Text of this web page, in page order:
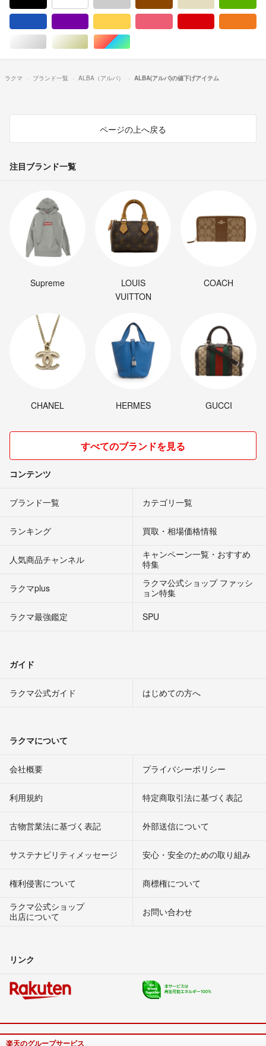
シルバー/銀色系ゴールド/金色系マルチカラー
ラクマ ブランド一覧 ALBA（アルバ） ALBA(アルバ)の値下げアイテム
ページの上へ戻る
注目ブランド一覧
Supreme
LOUIS
VUITTON
COACH
CHANEL HERMES GUCCI
すべてのブランドを見る
コンテンツ
ブランド一覧 カテゴリ一覧
ランキング 買取・相場価格情報
人気商品チャンネル
キャンペーン一覧・おすすめ
特集
ラクマplus
ラクマ公式ショップ ファッシ
ョン特集
ラクマ最強鑑定
SPU
ガイド
ラクマ公式ガイド はじめての方へ
ラクマについて
会社概要 プライバシーポリシー
利用規約 特定商取引法に基づく表記
古物営業法に基づく表記 外部送信について
サステナビリティメッセージ 安心・安全のための取り組み
権利侵害について
商標権について
ラクマ公式ショップ
出店について
お問い合わせ
リンク
楽天のグループサービス